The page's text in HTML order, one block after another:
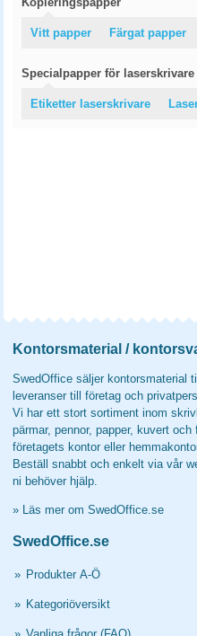
Vitt papper Färgat papper
Specialpapper för laserskrivare
Etiketter laserskrivare
Kontorsmaterial /
SwedOffice säljer kontorsmaterial
leveranser till företag och
Vi har ett stort sortiment inom
pärmar, pennor, papper, kuvert
företagets kontor eller
Beställ snabbt och enkelt via vår
ni behöver hjälp.
» Läs mer om SwedOffice.se
SwedOffice.se
» Produkter A-Ö
» Kategoriöversikt